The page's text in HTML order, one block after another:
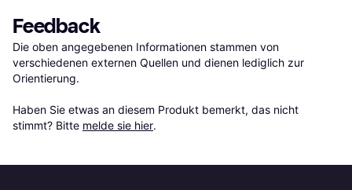
Feedback
Die oben angegebenen Informationen stammen von
verschiedenen externen Quellen und dienen lediglich zur
Orientierung.
Haben Sie etwas an diesem Produkt bemerkt, das nicht
stimmt? Bitte melde sie hier.